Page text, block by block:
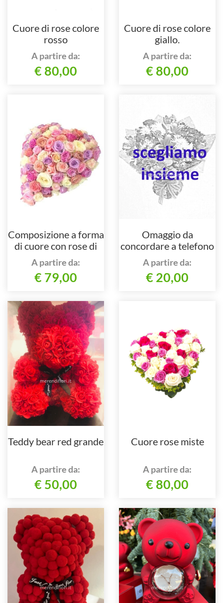
Cuore di rose colore
rosso
A partire da:
€ 80,00
Cuore di rose colore
giallo.
A partire da:
€ 80,00
Composizione a forma
di cuore con rose di
colori assortiti.
A partire da:
€ 79,00
Omaggio da
concordare a telefono
al nostro numero
A partire da:
€ 20,00
Teddy bear red grande
A partire da:
€ 50,00
Cuore rose miste
A partire da:
€ 80,00